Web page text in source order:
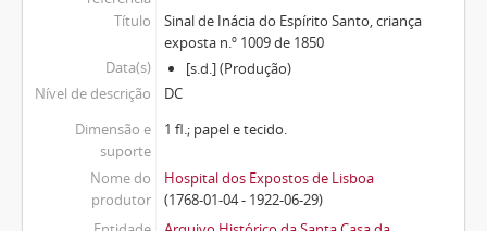
Título
Sinal de Inácia do Espírito Santo, criança
exposta n.º 1009 de 1850
Data(s)
[s.d.] (Produção)
Nível de descrição
DC
Dimensão e
suporte
1 fl.; papel e tecido.
Nome do
produtor
Hospital dos Expostos de Lisboa
(1768-01-04 - 1922-06-29)